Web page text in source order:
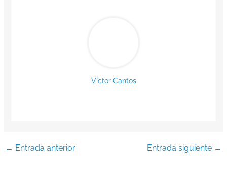
Víctor Cantos
← Entrada anterior Entrada siguiente →